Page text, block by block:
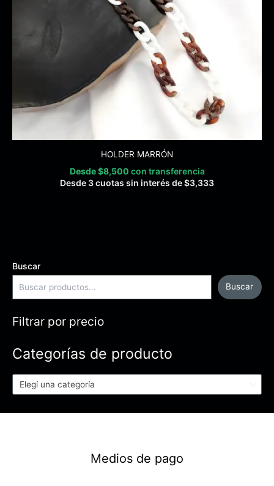
Buscar
Buscar
Filtrar por precio
Categorías de producto
Elegí una categoría
HOLDER MARRÓN
Desde$8,500 con transferencia
Desde 3 cuotas sin interés de$3,333
Medios de pago